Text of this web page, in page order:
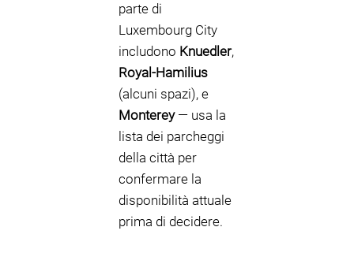
parte di
Luxembourg City
includono Knuedler,
Royal-Hamilius
(alcuni spazi), e
Monterey— usa la
lista dei parcheggi
della città per
confermare la
disponibilità attuale
prima di decidere.